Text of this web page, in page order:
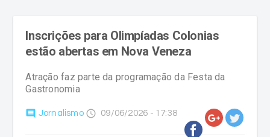
Inscrições para Olimpíadas Colonias
estão abertas em Nova Veneza
Atração faz parte da programação da Festa da
Gastronomia
comment Jornalismo access_time 09/06/2026 - 17:38